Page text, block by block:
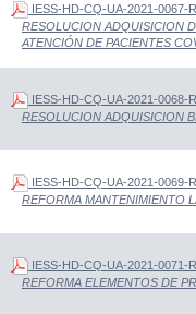
IESS-HD-CQ-UA-2021-0067-R
RESOLUCION ADQUISICION
ATENCIÓN DE PACIENTES
IESS-HD-CQ-UA-2021-0068-R
RESOLUCION ADQUISICION
IESS-HD-CQ-UA-2021-0069-R
REFORMA MANTENIMIENTO
IESS-HD-CQ-UA-2021-0071-R
REFORMA ELEMENTOS DE